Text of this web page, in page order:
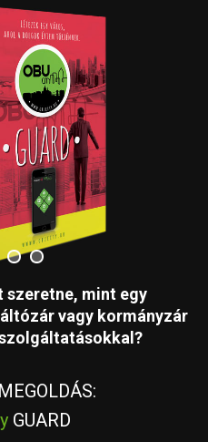
szeretne, mint egy
vagy kormányzár
GUARD